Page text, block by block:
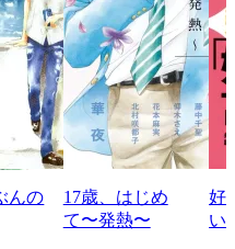
んの
17歳、はじめ
て〜発熱〜
好
い